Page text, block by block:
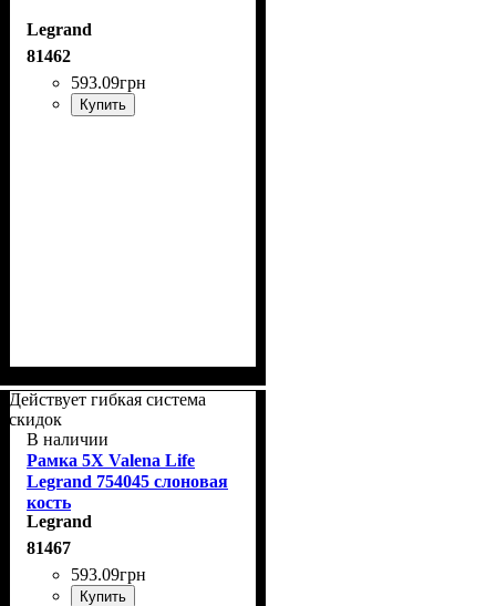
Legrand
81462
593.09грн
Купить
Действует гибкая система
скидок
В наличии
Рамка 5Х Valena Life
Legrand 754045 слоновая
кость
Legrand
81467
593.09грн
Купить